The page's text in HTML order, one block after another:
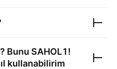
Bunu SAHOL1!
kullanabilirim